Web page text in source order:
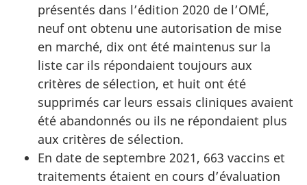
présentés dans l’édition 2020 de l’OMÉ,
neuf ont obtenu une autorisation de mise
en marché, dix ont été maintenus sur la
liste car ils répondaient toujours aux
critères de sélection, et huit ont été
supprimés car leurs essais cliniques avaient
été abandonnés ou ils ne répondaient plus
aux critères de sélection.
En date de septembre 2021, 663 vaccins et
traitements étaient en cours d’évaluation